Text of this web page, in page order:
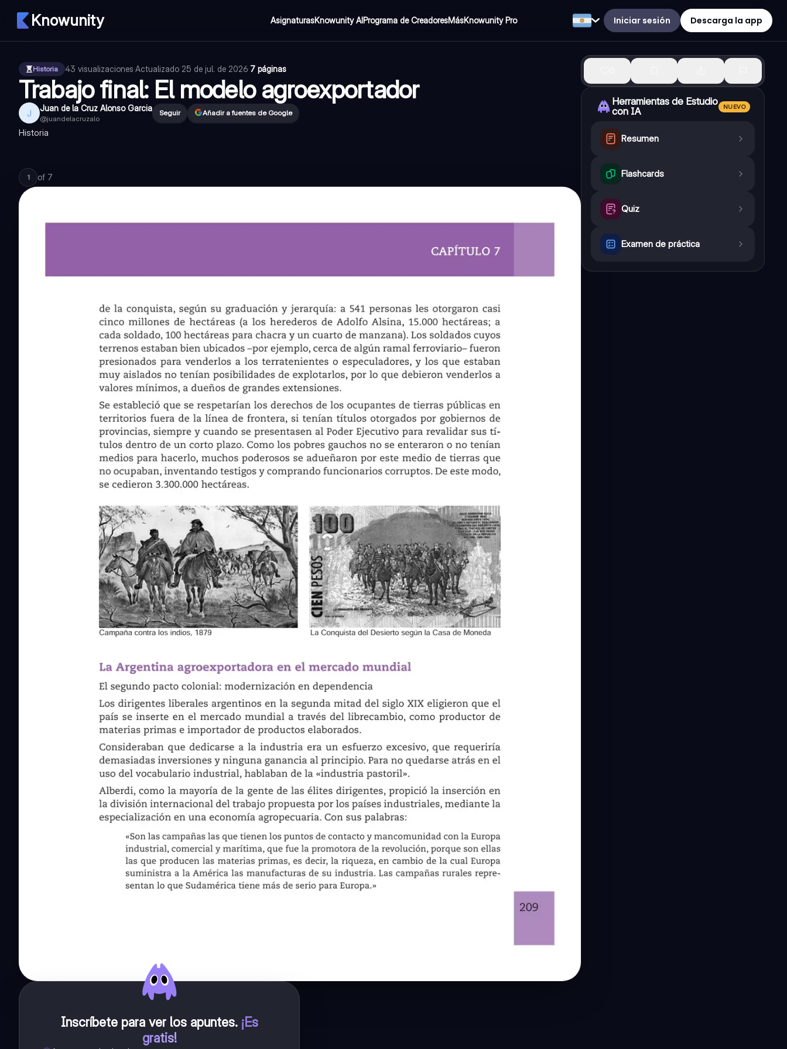
Knowunity AsignaturasKnowunity AIPrograma de CreadoresMásKnowunity Pro Iniciar sesión Descarga la app
Historia 43 visualizaciones·Actualizado 25 de jul. de 2026·7 páginas
Trabajo final: El modelo agroexportador
J Juan de la Cruz Alonso Garcia
@juandelacruzalo
Seguir Añadir a fuentes de Google
Historia
1 of 7
Inscríbete para ver los apuntes. ¡Es
gratis!
Herramientas de Estudio
con IA
NUEVO
Resumen
Flashcards
Quiz
Examen de práctica